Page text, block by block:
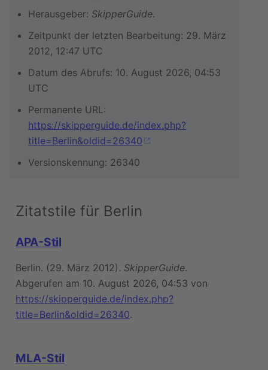
Herausgeber: SkipperGuide.
Zeitpunkt der letzten Bearbeitung: 29. März
2012, 12:47 UTC
Datum des Abrufs: 10. August 2026, 04:53
UTC
Permanente URL:
https://skipperguide.de/index.php?
title=Berlin&oldid=26340
Versionskennung: 26340
Zitatstile für Berlin
APA-Stil
Berlin. (29. März 2012). SkipperGuide.
Abgerufen am 10. August 2026, 04:53 von
https://skipperguide.de/index.php?
title=Berlin&oldid=26340.
MLA-Stil